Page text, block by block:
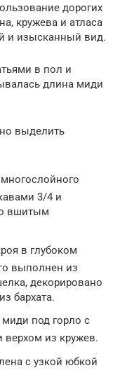
дорогих
кружева и атласа
и изысканный вид.
в пол и
длина миди
выделить
3/4 и
вшитым
в глубоком
выполнен из
декорировано
бархата.
под горло с
из кружев.
с узкой юбкой